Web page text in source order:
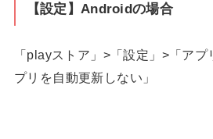
【設定】Androidの場合
「playストア」>「設定」>「ア
プリを自動更新しない」